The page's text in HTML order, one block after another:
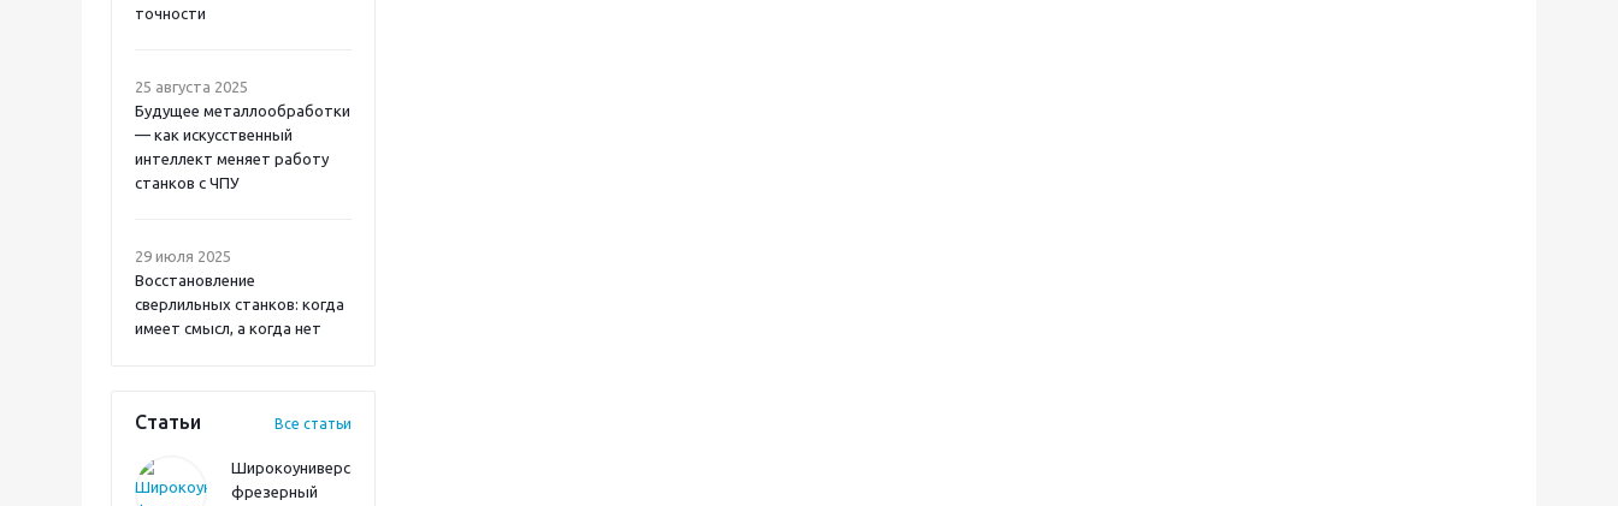
точности
25 августа 2025
Будущее металлообработки
— как искусственный
интеллект меняет работу
станков с ЧПУ
29 июля 2025
Восстановление
сверлильных станков: когда
имеет смысл, а когда нет
Статьи Все статьи
Широкоуниверсальный
фрезерный